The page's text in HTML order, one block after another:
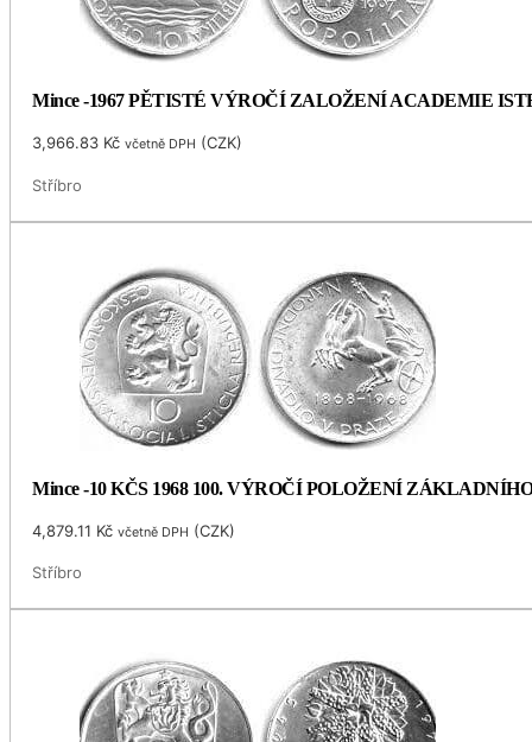
Mince -1967 PĚTISTÉ VÝROČÍ ZALOŽENÍ ACADEMIE
3,966.83 Kč včetně DPH (CZK)
Stříbro
Mince -10 KČS 1968 100. VÝROČÍ POLOŽENÍ
4,879.11 Kč včetně DPH (CZK)
Stříbro